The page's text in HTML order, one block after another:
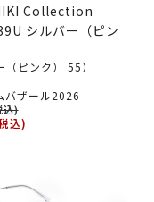
Collection
シルバー（ピン
（ピンク） 55）
バザール2026
込)
込)